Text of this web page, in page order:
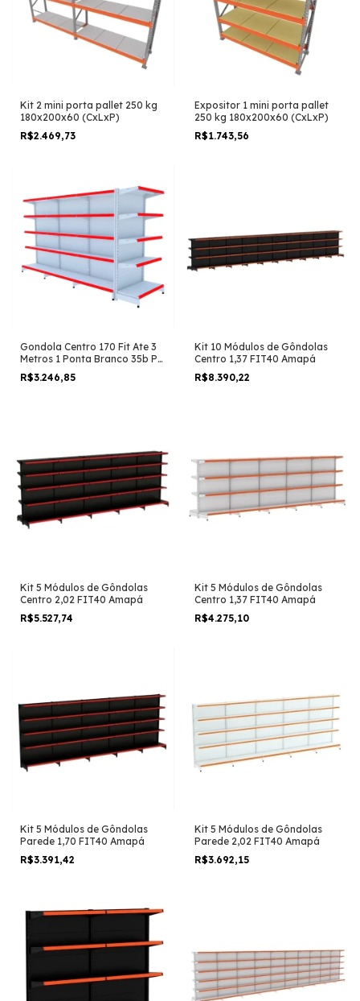
Kit 2 mini porta pallet 250 kg
180x200x60 (CxLxP)
R$2.469,73
Expositor 1 mini porta pallet
250 kg 180x200x60 (CxLxP)
R$1.743,56
Gondola Centro 170 Fit Ate 3
Metros 1 Ponta Branco 35b Pe
Vermelho
R$3.246,85
Kit 10 Módulos de Gôndolas
Centro 1,37 FIT40 Amapá
R$8.390,22
Kit 5 Módulos de Gôndolas
Centro 2,02 FIT40 Amapá
R$5.527,74
Kit 5 Módulos de Gôndolas
Centro 1,37 FIT40 Amapá
R$4.275,10
Kit 5 Módulos de Gôndolas
Parede 1,70 FIT40 Amapá
R$3.391,42
Kit 5 Módulos de Gôndolas
Parede 2,02 FIT40 Amapá
R$3.692,15